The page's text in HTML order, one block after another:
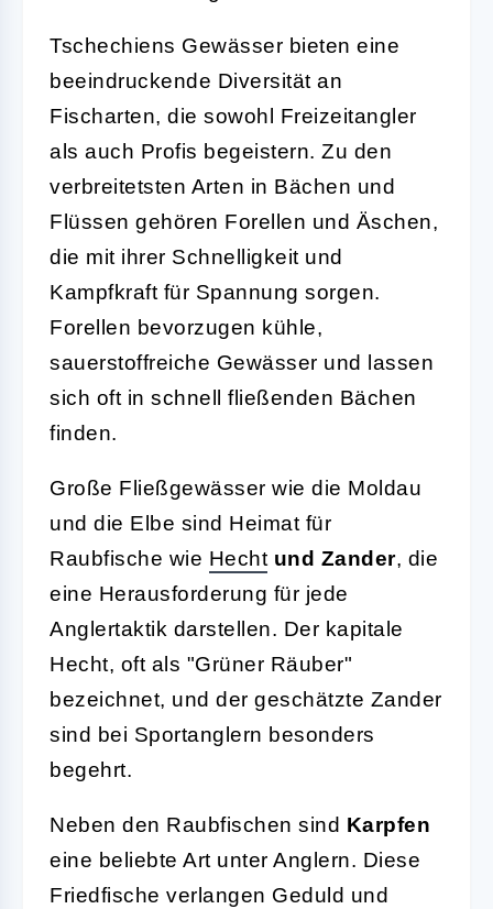
Tschechiens Gewässer bieten eine
beeindruckende Diversität an
Fischarten, die sowohl Freizeitangler
als auch Profis begeistern. Zu den
verbreitetsten Arten in Bächen und
Flüssen gehören Forellen und Äschen,
die mit ihrer Schnelligkeit und
Kampfkraft für Spannung sorgen.
Forellen bevorzugen kühle,
sauerstoffreiche Gewässer und lassen
sich oft in schnell fließenden Bächen
finden.
Große Fließgewässer wie die Moldau
und die Elbe sind Heimat für
Raubfische wie Hecht und Zander, die
eine Herausforderung für jede
Anglertaktik darstellen. Der kapitale
Hecht, oft als "Grüner Räuber"
bezeichnet, und der geschätzte Zander
sind bei Sportanglern besonders
begehrt.
Neben den Raubfischen sind Karpfen
eine beliebte Art unter Anglern. Diese
Friedfische verlangen Geduld und